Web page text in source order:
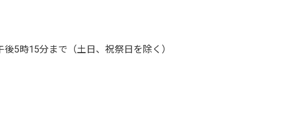
5時15分まで（土日、祝祭日を除く）